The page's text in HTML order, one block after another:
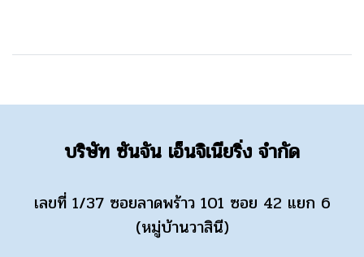
บริษัท ซันจัน เอ็นจิเนียริ่ง จำกัด
เลขที่ 1/37 ซอยลาดพร้าว 101 ซอย 42 แยก 6
(หมู่บ้านวาสินี)